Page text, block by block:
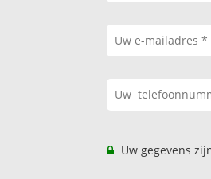
Uw gegevens